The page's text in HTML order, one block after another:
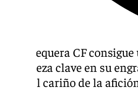
El Antequera CF
una pieza clave en su
ganó el cariño de la